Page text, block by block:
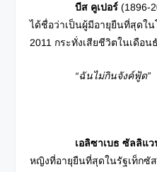
บีส คูเปอร์ (1896-
ได้ชื่อว่าเป็นผู้มีอายุยืนที่สุดใ
2011 กระทั่งเสียชีวิตในเดือ
“ฉันไม่กินจังค์ฟู้ด”
เอลิซาเบธ ซัลลิแ
หญิงที่อายุยืนที่สุดในรัฐเท็กซัส